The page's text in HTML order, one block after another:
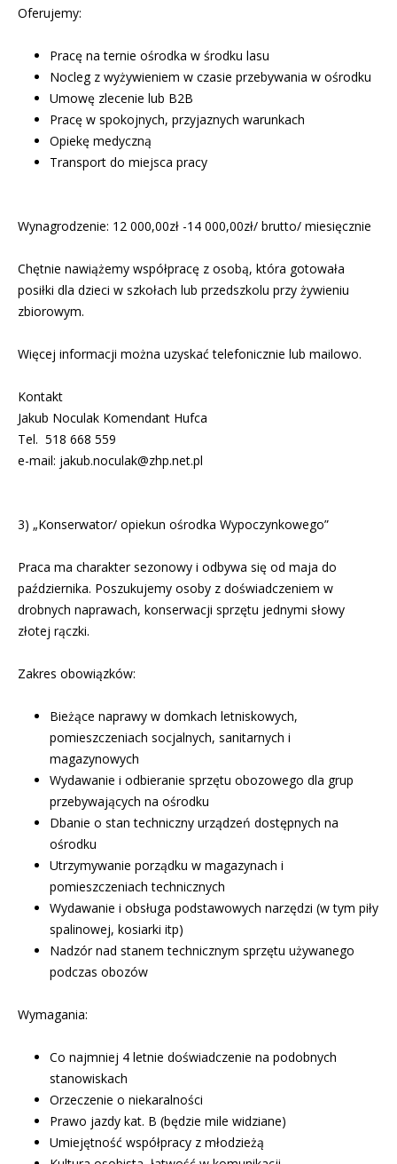
Oferujemy:
Pracę na ternie ośrodka w środku lasu
Nocleg z wyżywieniem w czasie przebywania w ośrodku
Umowę zlecenie lub B2B
Pracę w spokojnych, przyjaznych warunkach
Opiekę medyczną
Transport do miejsca pracy
Wynagrodzenie: 12 000,00zł -14 000,00zł/ brutto/ miesięcznie
Chętnie nawiążemy współpracę z osobą, która gotowała
posiłki dla dzieci w szkołach lub przedszkolu przy żywieniu
zbiorowym.
Więcej informacji można uzyskać telefonicznie lub mailowo.
Kontakt
Jakub Noculak Komendant Hufca
Tel. 518 668 559
e-mail: jakub.noculak@zhp.net.pl
3) „Konserwator/ opiekun ośrodka Wypoczynkowego”
Praca ma charakter sezonowy i odbywa się od maja do
października. Poszukujemy osoby z doświadczeniem w
drobnych naprawach, konserwacji sprzętu jednymi słowy
złotej rączki.
Zakres obowiązków:
Bieżące naprawy w domkach letniskowych,
pomieszczeniach socjalnych, sanitarnych i
magazynowych
Wydawanie i odbieranie sprzętu obozowego dla grup
przebywających na ośrodku
Dbanie o stan techniczny urządzeń dostępnych na
ośrodku
Utrzymywanie porządku w magazynach i
pomieszczeniach technicznych
Wydawanie i obsługa podstawowych narzędzi (w tym piły
spalinowej, kosiarki itp)
Nadzór nad stanem technicznym sprzętu używanego
podczas obozów
Wymagania:
Co najmniej 4 letnie doświadczenie na podobnych
stanowiskach
Orzeczenie o niekaralności
Prawo jazdy kat. B (będzie mile widziane)
Umiejętność współpracy z młodzieżą